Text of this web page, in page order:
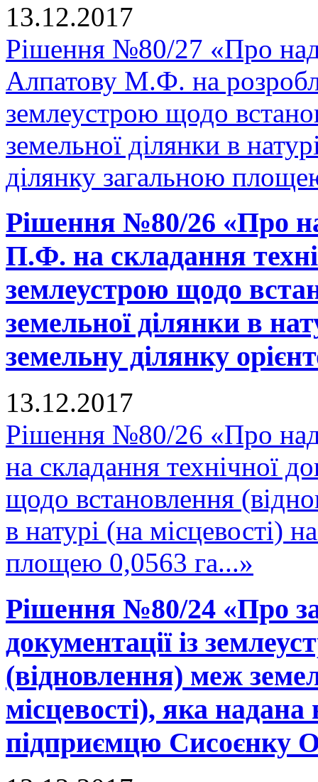
13.12.2017
Рішення №80/27 «Про
Алпатову М.Ф. на
землеустрою щодо
земельної ділянки в
ділянку загальною
Рішення №80/26 «Про
П.Ф. на складання
землеустрою щодо
земельної ділянки в
земельну ділянку
13.12.2017
Рішення №80/26 «Про
на складання технічної
щодо встановлення
в натурі (на місцевості)
площею 0,0563 га...»
Рішення №80/24 «Про
документації із
(відновлення) меж
місцевості), яка надана
підприємцю Сисоєнку